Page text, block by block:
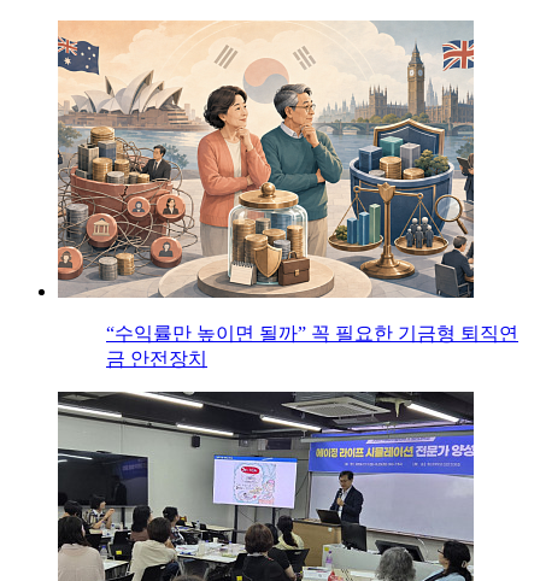
“수익률만 높이면 될까” 꼭 필요한 기금형 퇴직연
금 안전장치